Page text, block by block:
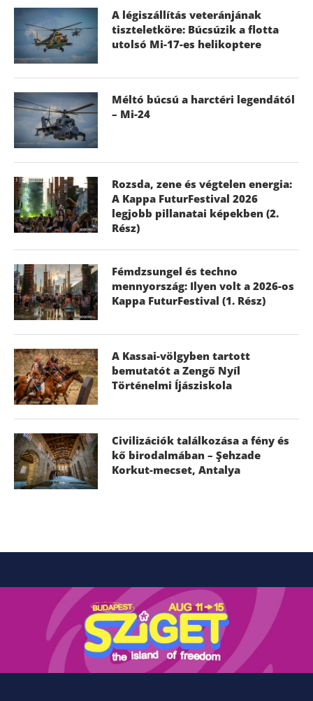
A légiszállítás veteránjának
tiszteletköre: Búcsúzik a flotta
utolsó Mi-17-es helikoptere
Méltó búcsú a harctéri legendától
– Mi-24
Rozsda, zene és végtelen energia:
A Kappa FuturFestival 2026
legjobb pillanatai képekben (2.
Rész)
Fémdzsungel és techno
mennyország: Ilyen volt a 2026-os
Kappa FuturFestival (1. Rész)
A Kassai-völgyben tartott
bemutatót a Zengő Nyíl
Történelmi Íjásziskola
Civilizációk találkozása a fény és
kő birodalmában – Şehzade
Korkut-mecset, Antalya